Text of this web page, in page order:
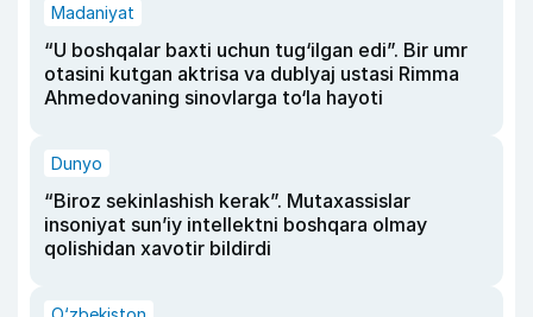
Madaniyat
“U boshqalar baxti uchun tug‘ilgan edi”. Bir umr
otasini kutgan aktrisa va dublyaj ustasi Rimma
Ahmedovaning sinovlarga to‘la hayoti
Dunyo
“Biroz sekinlashish kerak”. Mutaxassislar
insoniyat sun’iy intellektni boshqara olmay
qolishidan xavotir bildirdi